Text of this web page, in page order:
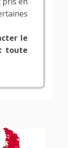
le
toute